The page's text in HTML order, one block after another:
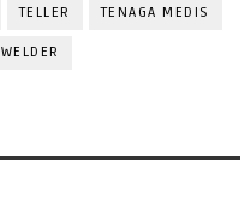
TELLER TENAGA MEDIS
WELDER